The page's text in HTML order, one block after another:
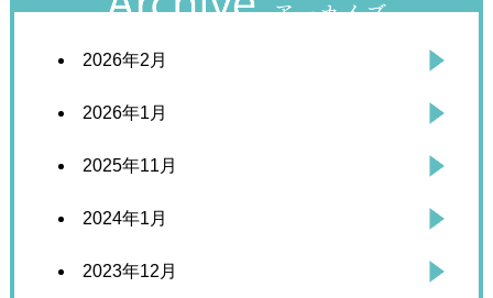
2026年2月
2026年1月
2025年11月
2024年1月
2023年12月